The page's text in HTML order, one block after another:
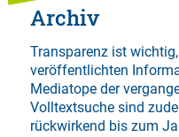
Archiv
Transparenz ist
veröffentlichten
Mediatope der
Volltextsuchesind
rückwirkend bis zum